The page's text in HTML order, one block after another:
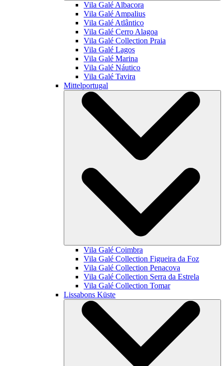
Vila Galé Albacora
Vila Galé Ampalius
Vila Galé Atlântico
Vila Galé Cerro Alagoa
Vila Galé Collection Praia
Vila Galé Lagos
Vila Galé Marina
Vila Galé Náutico
Vila Galé Tavira
Mittelportugal
Vila Galé Coimbra
Vila Galé Collection Figueira da Foz
Vila Galé Collection Penacova
Vila Galé Collection Serra da Estrela
Vila Galé Collection Tomar
Lissabons Küste